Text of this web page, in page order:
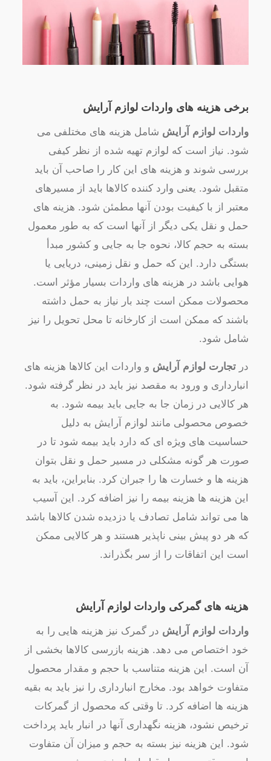
برخی هزینه های واردات لوازم آرایش
واردات لوازم آرایش شامل هزینه های مختلفی می
شود. نیاز است که لوازم تهیه شده از نظر کیفی
بررسی شوند و هزینه های این کار را صاحب آن باید
متقبل شود. یعنی وارد کننده کالاها باید از مسیرهای
معتبر از با کیفیت بودن آنها مطمئن شود. هزینه های
حمل و نقل یکی دیگر از آنها است که به طور معمول
بسته به حجم کالا، نحوه جا به جایی و کشور مبدأ
بستگی دارد. این که حمل و نقل زمینی، دریایی یا
هوایی باشد در هزینه های واردات بسیار مؤثر است.
محصولات ممکن است چند بار نیاز به حمل داشته
باشند که ممکن است از کارخانه تا محل تحویل را نیز
شامل شود.
در تجارت لوازم آرایش و واردات این کالاها هزینه های
انبارداری و ورود به مقصد نیز باید در نظر گرفته شود.
هر کالایی در زمان جا به جایی باید بیمه شود. به
خصوص محصولی مانند لوازم آرایش به دلیل
حساسیت های ویژه ای که دارد باید بیمه شود تا در
صورت هر گونه مشکلی در مسیر حمل و نقل بتوان
هزینه ها و خسارت ها را جبران کرد. بنابراین، باید به
این هزینه ها هزینه بیمه را نیز اضافه کرد. این آسیب
ها می تواند شامل تصادف یا دزدیده شدن کالاها باشد
که هر دو پیش بینی ناپذیر هستند و هر کالایی ممکن
است این اتفاقات را از سر بگذراند.
هزینه های گمرکی واردات لوازم آرایش
واردات لوازم آرایش در گمرک نیز هزینه هایی را به
خود اختصاص می دهد. هزینه بازرسی کالاها بخشی از
آن است. این هزینه متناسب با حجم و مقدار محصول
متفاوت خواهد بود. مخارج انبارداری را نیز باید به بقیه
هزینه ها اضافه کرد. تا وقتی که محصول از گمرکات
ترخیص نشود، هزینه نگهداری آنها در انبار باید پرداخت
شود. این هزینه نیز بسته به حجم و میزان آن متفاوت